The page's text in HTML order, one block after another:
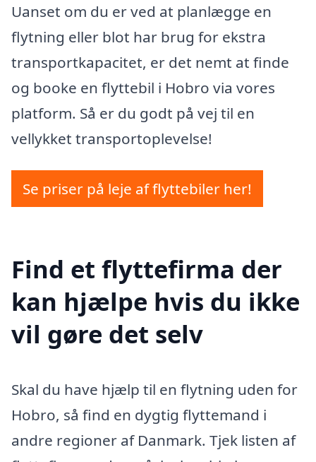
Uanset om du er ved at planlægge en
flytning eller blot har brug for ekstra
transportkapacitet, er det nemt at finde
og booke en flyttebil i Hobro via vores
platform. Så er du godt på vej til en
vellykket transportoplevelse!
Se priser på leje af flyttebiler her!
Find et flyttefirma der
kan hjælpe hvis du ikke
vil gøre det selv
Skal du have hjælp til en flytning uden for
Hobro, så find en dygtig flyttemand i
andre regioner af Danmark. Tjek listen af